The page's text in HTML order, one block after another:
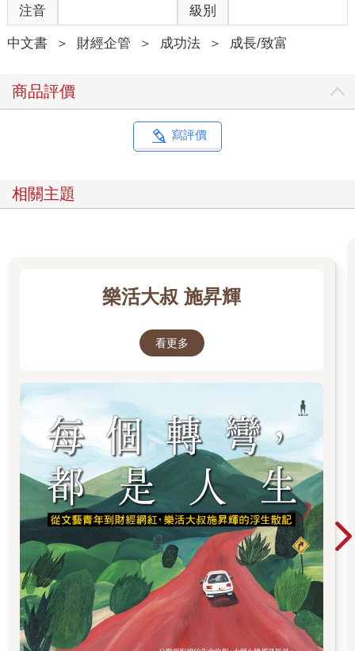
注音 級別
中文書 ＞ 財經企管 ＞ 成功法 ＞ 成長/致富
商品評價
寫評價
相關主題
樂活大叔 施昇輝
看更多